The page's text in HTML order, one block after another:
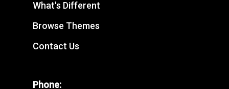
What's Different
Browse Themes
Contact Us
Phone: